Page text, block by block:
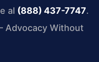
al (888) 437-7747.
Advocacy Without